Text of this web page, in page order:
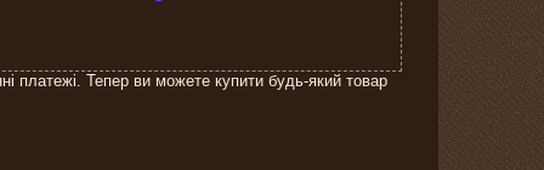
платежі. Тепер ви можете купити будь-який товар